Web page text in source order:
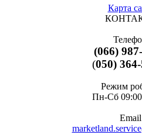
Карта
(066)
(050)
Режим
Пн-Cб